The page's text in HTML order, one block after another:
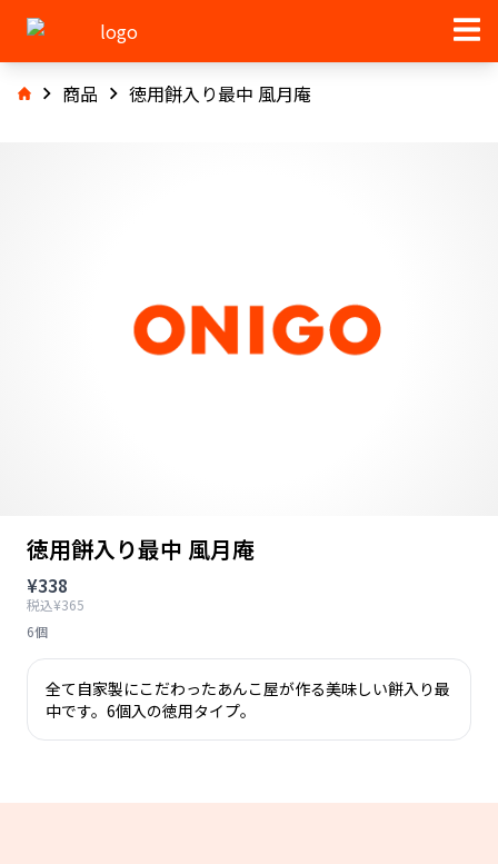
商品 徳用餅入り最中 風月庵
徳用餅入り最中 風月庵
¥338
税込¥365
6個
全て自家製にこだわったあんこ屋が作る美味しい餅入り最
中です。6個入の徳用タイプ。